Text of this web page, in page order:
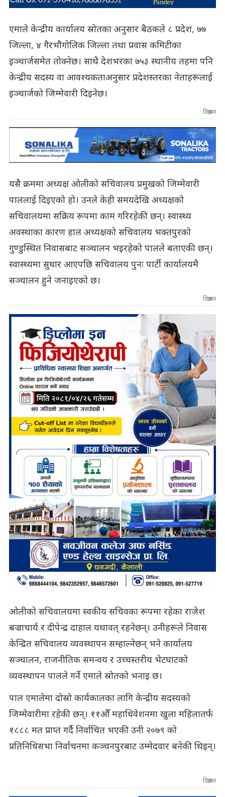
एमाले केन्द्रीय कार्यालय स्रोतका अनुसार बैठकले ८ प्रदेश, ७७
जिल्ला, ४ गैरभौगोलिक जिल्ला तथा प्रवास कमिटीका
इञ्चार्जसमेत तोक्नेछ। साथै देशभरका ७५३ स्थानीय तहमा पनि
केन्द्रीय सदस्य वा आवश्यकताअनुसार प्रदेशस्तरका नेताहरूलाई
इञ्चार्जको जिम्मेवारी दिइनेछ।
विज्ञापन
यसै क्रममा अध्यक्ष ओलीको सचिवालय प्रमुखको जिम्मेवारी
पाललाई दिइएको हो। उनले केही समयदेखि अध्यक्षको
सचिवालयमा सक्रिय रूपमा काम गरिरहेकी छन्। स्वास्थ्य
अवस्थाका कारण हाल अध्यक्षको सचिवालय भक्तपुरको
गुण्डुस्थित निवासबाट सञ्चालन भइरहेको पालले बताएकी छन्।
स्वास्थ्यमा सुधार आएपछि सचिवालय पुनः पार्टी कार्यालयमै
सञ्चालन हुने जनाइएको छ।
विज्ञापन
ओलीको सचिवालयमा स्वकीय सचिवका रूपमा रहेका राजेश
बज्राचार्य र दीपेन्द्र दाहाल यथावत् रहनेछन्। उनीहरूले निवास
केन्द्रित सचिवालय व्यवस्थापन सम्हाल्नेछन् भने कार्यालय
सञ्चालन, राजनीतिक समन्वय र उच्चस्तरीय भेटघाटको
व्यवस्थापन पालले गर्ने एमाले स्रोतको भनाइ छ।
पाल एमालेमा दोस्रो कार्यकालका लागि केन्द्रीय सदस्यको
जिम्मेवारीमा रहेकी छन्। ११औँ महाधिवेशनमा खुला महिलातर्फ
१८८८ मत प्राप्त गर्दै निर्वाचित भएकी उनी २०७९ को
प्रतिनिधिसभा निर्वाचनमा कञ्चनपुरबाट उम्मेदवार बनेकी थिइन्।
विज्ञापन